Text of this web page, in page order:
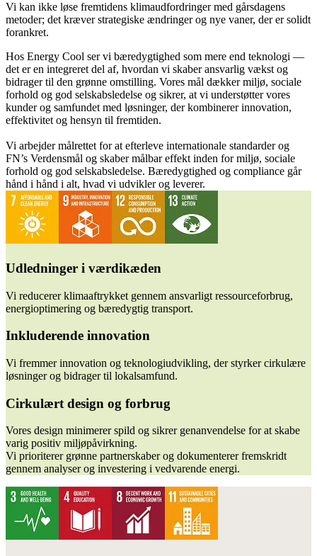
Vi kan ikke løse fremtidens klimaudfordringer med gårsdagens
metoder; det kræver strategiske ændringer og nye vaner, der er solidt
forankret.
Hos Energy Cool ser vi bæredygtighed som mere end teknologi —
det er en integreret del af, hvordan vi skaber ansvarlig vækst og
bidrager til den grønne omstilling. Vores mål dækker miljø, sociale
forhold og god selskabsledelse og sikrer, at vi understøtter vores
kunder og samfundet med løsninger, der kombinerer innovation,
effektivitet og hensyn til fremtiden.
Vi arbejder målrettet for at efterleve internationale standarder og
FN’s Verdensmål og skaber målbar effekt inden for miljø, sociale
forhold og god selskabsledelse. Bæredygtighed og compliance går
hånd i hånd i alt, hvad vi udvikler og leverer.
Udledninger i værdikæden
Vi reducerer klimaaftrykket gennem ansvarligt ressourceforbrug,
energioptimering og bæredygtig transport.
Inkluderende innovation
Vi fremmer innovation og teknologiudvikling, der styrker cirkulære
løsninger og bidrager til lokalsamfund.
Cirkulært design og forbrug
Vores design minimerer spild og sikrer genanvendelse for at skabe
varig positiv miljøpåvirkning.
Vi prioriterer grønne partnerskaber og dokumenterer fremskridt
gennem analyser og investering i vedvarende energi.